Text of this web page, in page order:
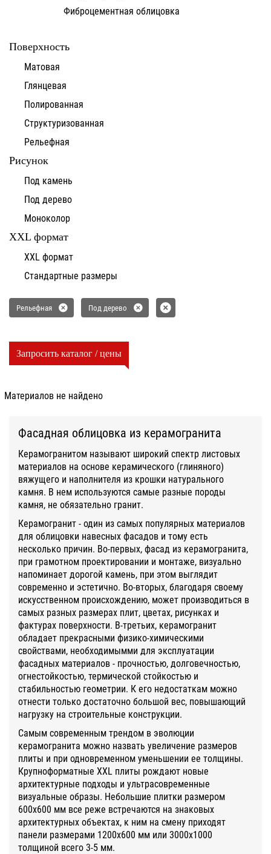
Фиброцементная облицовка
Поверхность
Матовая
Глянцевая
Полированная
Структуризованная
Рельефная
Рисунок
Под камень
Под дерево
Моноколор
XXL формат
XXL формат
Стандартные размеры
Рельефная Под дерево
Запросить каталог / цены
Материалов не найдено
Фасадная облицовка из керамогранита
Керамогранитом называют широкий спектр листовых
материалов на основе керамического (глиняного)
вяжущего и наполнителя из крошки натурального
камня. В нем используются самые разные породы
камня, не обязательно гранит.
Керамогранит - один из самых популярных материалов
для облицовки навесных фасадов и тому есть
несколько причин. Во-первых, фасад из керамогранита,
при грамотном проектировании и монтаже, визуально
напоминает дорогой камень, при этом выглядит
современно и эстетично. Во-вторых, благодаря своему
искусственном происхождению, может производиться в
самых разных размерах плит, цветах, рисунках и
фактурах поверхности. В-третьих, керамогранит
обладает прекрасными физико-химическими
свойствами, необходимымми для эксплуатации
фасадных материалов - прочностью, долговечностью,
огнестойкостью, термической стойкостью и
стабильностью геометрии. К его недостаткам можно
отнести только достаточно большой вес, повышающий
нагрузку на строительные конструкции.
Самым современным трендом в эволюции
керамогранита можно назвать увеличение размеров
плиты и при одновременном уменьшении ее толщины.
Крупноформатные XXL плиты рождают новые
архитектурные подходы и ультрасовременные
визуальные образы. Небольшие плитки размером
600х600 мм все реже встречаются на знаковых
архитектурных объектах, к ним на смену приходят
панели размерами 1200х600 мм или 3000х1000
толщиной всего 3-5 мм.